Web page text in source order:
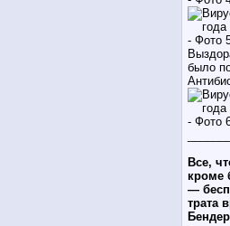
было
Все,
кроме
—
трата